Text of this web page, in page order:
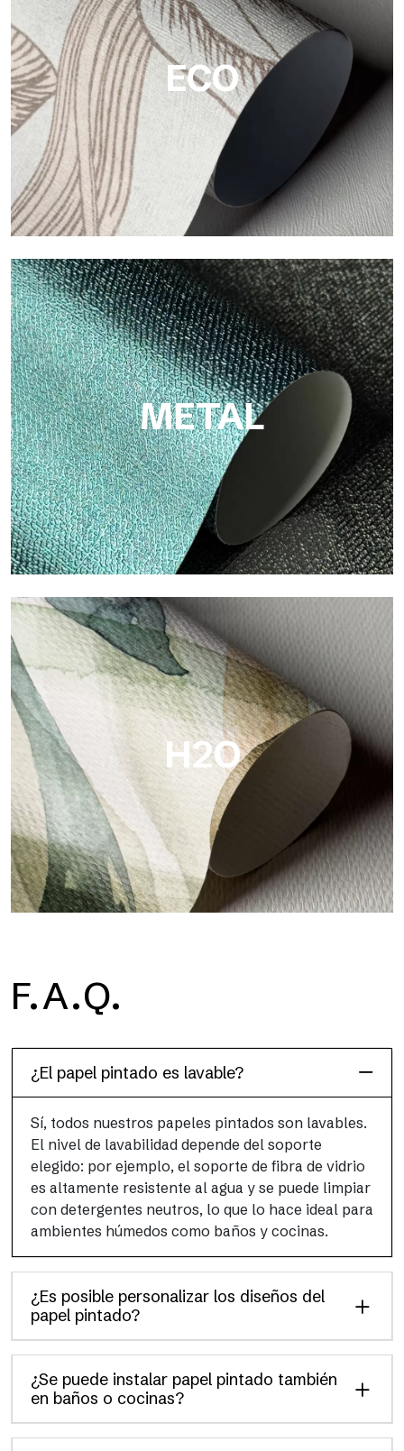
visualmente sofisticadas.
ECO
ECO
Eco de Tecnografica es el papel pintado ecológico de fibra de
celulosa: soporte sostenible, sin PVC, con colores claros y de
alta calidad.
METAL
Metal
Metal es el papel pintado metálico de Tecnografica, con
reflejos metálicos únicos que resaltan los colores oro, plata,
cobre y ricos.
H2O
H2O es el papel pintado de baño de fibra de vidrio
impermeable, ideal para cabinas de ducha y ambientes
F.A.Q.
¿El papel pintado es lavable?
Sí, todos nuestros papeles pintados son lavables.
El nivel de lavabilidad depende del soporte
elegido: por ejemplo, el soporte de fibra de vidrio
es altamente resistente al agua y se puede limpiar
con detergentes neutros, lo que lo hace ideal para
ambientes húmedos como baños y cocinas.
¿Es posible personalizar los diseños del
papel pintado?
¿Se puede instalar papel pintado también
en baños o cocinas?